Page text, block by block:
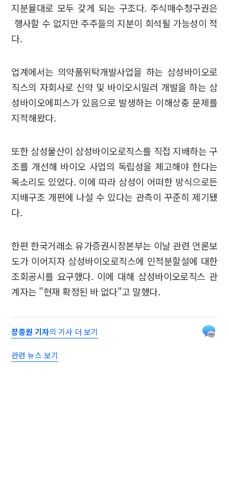
지분율대로 모두 갖게 되는 구조다. 주식매수청구권은
행사할 수 없지만 주주들의 지분이 희석될 가능성이 적
다.
업계에서는 의약품위탁개발사업을 하는 삼성바이오로
직스의 자회사로 신약 및 바이오시밀러 개발을 하는 삼
성바이오에피스가 있음으로 발생하는 이해상충 문제를
지적해왔다.
또한 삼성물산이 삼성바이오로직스를 직접 지배하는 구
조를 개선해 바이오 사업의 독립성을 제고해야 한다는
목소리도 있었다. 이에 따라 삼성이 어떠한 방식으로든
지배구조 개편에 나설 수 있다는 관측이 꾸준히 제기됐
다.
한편 한국거래소 유가증권시장본부는 이날 관련 언론보
도가 이어지자 삼성바이오로직스에 인적분할설에 대한
조회공시를 요구했다. 이에 대해 삼성바이오로직스 관
계자는 "현재 확정된 바 없다"고 말했다.
장종원 기자의 기사 더 보기
관련 뉴스 보기